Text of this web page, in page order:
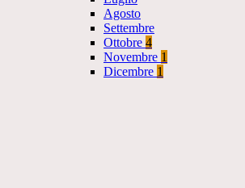
Agosto
Settembre
Ottobre 4
Novembre 1
Dicembre 1